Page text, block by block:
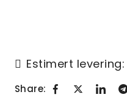
Estimert levering:
Share: